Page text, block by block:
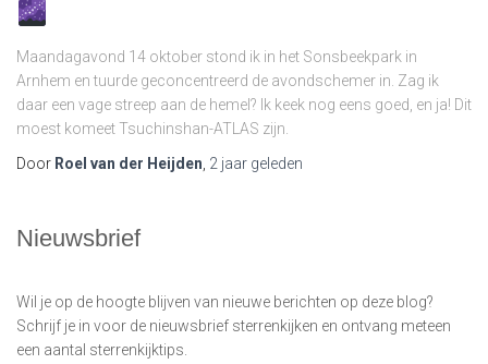
Maandagavond 14 oktober stond ik in het Sonsbeekpark in
Arnhem en tuurde geconcentreerd de avondschemer in. Zag ik
daar een vage streep aan de hemel? Ik keek nog eens goed, en ja! Dit
moest komeet Tsuchinshan-ATLAS zijn.
Door Roel van der Heijden 2 jaar geleden
Nieuwsbrief
Wil je op de hoogte blijven van nieuwe berichten op deze blog?
Schrijf je in voor de nieuwsbrief sterrenkijken en ontvang meteen
een aantal sterrenkijktips.